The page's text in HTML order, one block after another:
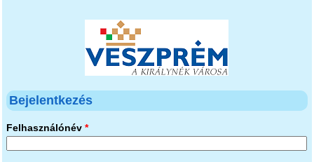
Bejelentkezés
Felhasználónév *